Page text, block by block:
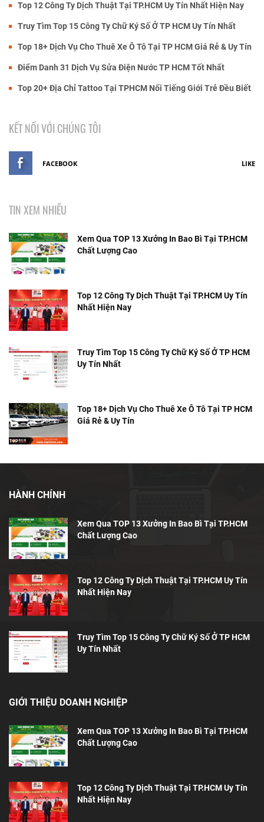
Top 12 Công Ty Dịch Thuật Tại TP.HCM Uy Tín Nhất Hiện Nay
Truy Tìm Top 15 Công Ty Chữ Ký Số Ở TP HCM Uy Tín Nhất
Top 18+ Dịch Vụ Cho Thuê Xe Ô Tô Tại TP HCM Giá Rẻ & Uy Tín
Điểm Danh 31 Dịch Vụ Sửa Điện Nước TP HCM Tốt Nhất
Top 20+ Địa Chỉ Tattoo Tại TPHCM Nổi Tiếng Giới Trẻ Đều Biết
KẾT NỐI VỚI CHÚNG TÔI
FACEBOOK LIKE
TIN XEM NHIỀU
Xem Qua TOP 13 Xưởng In Bao Bì Tại TP.HCM
Chất Lượng Cao
Top 12 Công Ty Dịch Thuật Tại TP.HCM Uy Tín
Nhất Hiện Nay
Truy Tìm Top 15 Công Ty Chữ Ký Số Ở TP HCM
Uy Tín Nhất
Top 18+ Dịch Vụ Cho Thuê Xe Ô Tô Tại TP HCM
Giá Rẻ & Uy Tín
HÀNH CHÍNH
Xem Qua TOP 13 Xưởng In Bao Bì Tại TP.HCM
Chất Lượng Cao
Top 12 Công Ty Dịch Thuật Tại TP.HCM Uy Tín
Nhất Hiện Nay
Truy Tìm Top 15 Công Ty Chữ Ký Số Ở TP HCM
Uy Tín Nhất
GIỚI THIỆU DOANH NGHIỆP
Xem Qua TOP 13 Xưởng In Bao Bì Tại TP.HCM
Chất Lượng Cao
Top 12 Công Ty Dịch Thuật Tại TP.HCM Uy Tín
Nhất Hiện Nay